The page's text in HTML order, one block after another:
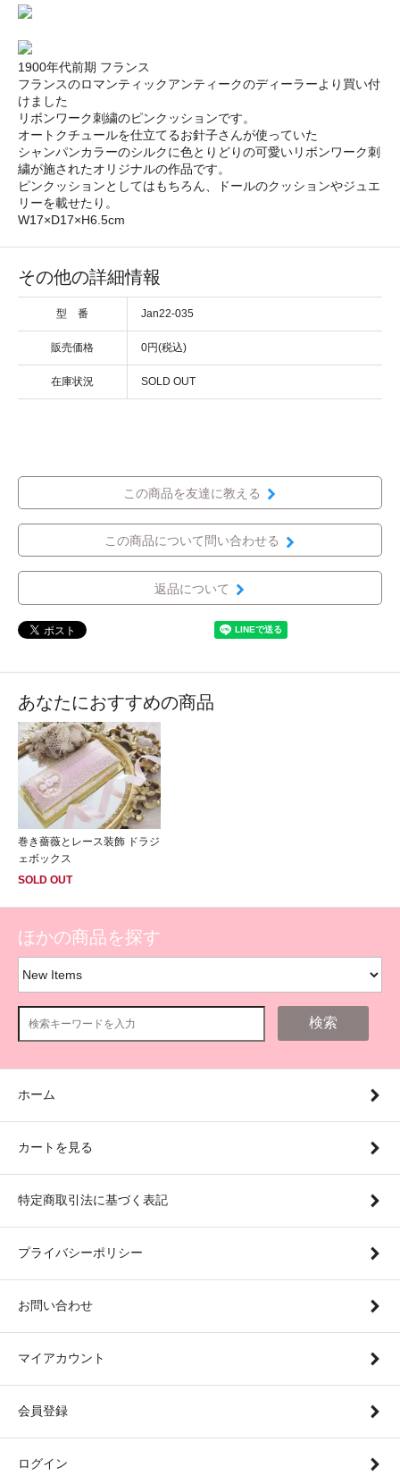
1900年代前期 フランス
フランスのロマンティックアンティークのディーラーより買い付
けました
リボンワーク刺繍のピンクッションです。
オートクチュールを仕立てるお針子さんが使っていた
シャンパンカラーのシルクに色とりどりの可愛いリボンワーク刺
繍が施されたオリジナルの作品です。
ピンクッションとしてはもちろん、ドールのクッションやジュエ
リーを載せたり。
W17×D17×H6.5cm
その他の詳細情報
型 番 Jan22-035
販売価格 0円(税込)
在庫状況 SOLD OUT
この商品を友達に教える
この商品について問い合わせる
返品について
あなたにおすすめの商品
巻き薔薇とレース装飾 ドラジ
ェボックス
SOLD OUT
ほかの商品を探す
検索
ホーム
カートを見る
特定商取引法に基づく表記
プライバシーポリシー
お問い合わせ
マイアカウント
会員登録
ログイン